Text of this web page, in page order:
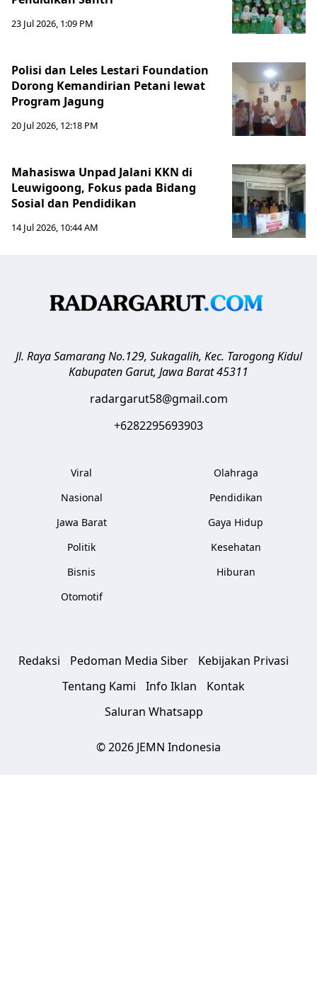
23 Jul 2026, 1:09 PM
Polisi dan Leles Lestari Foundation
Dorong Kemandirian Petani lewat
Program Jagung
20 Jul 2026, 12:18 PM
Mahasiswa Unpad Jalani KKN di
Leuwigoong, Fokus pada Bidang
Sosial dan Pendidikan
14 Jul 2026, 10:44 AM
Jl. Raya Samarang No.129, Sukagalih, Kec. Tarogong Kidul
Kabupaten Garut, Jawa Barat45311
radargarut58@gmail.com
+6282295693903
Viral
Nasional
Jawa Barat
Politik
Bisnis
Otomotif
Olahraga
Pendidikan
Gaya Hidup
Kesehatan
Hiburan
Redaksi Pedoman Media Siber
Kebijakan Privasi
Tentang Kami
Info Iklan
Kontak
Saluran Whatsapp
© 2026 JEMN Indonesia